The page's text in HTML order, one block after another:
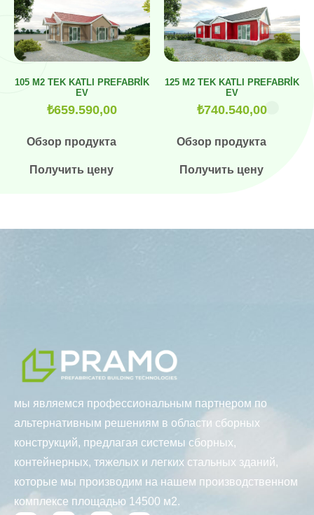
105 M2 TEK KATLI PREFABRİK
EV
₺659.590,00
Обзор продукта
Получить цену
125 M2 TEK KATLI PREFABRİK
EV
₺740.540,00
Обзор продукта
Получить цену
мы являемся профессиональным партнером по
альтернативным решениям в области сборных
конструкций, предлагая системы сборных,
контейнерных, тяжелых и легких стальных зданий,
которые мы производим на нашем производственном
комплексе площадью 14500 м2.